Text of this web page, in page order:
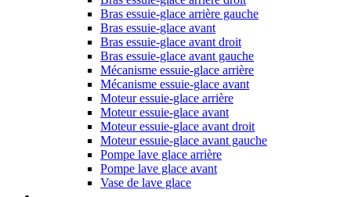
Bras essuie-glace arrière gauche
Bras essuie-glace avant
Bras essuie-glace avant droit
Bras essuie-glace avant gauche
Mécanisme essuie-glace arrière
Mécanisme essuie-glace avant
Moteur essuie-glace arrière
Moteur essuie-glace avant
Moteur essuie-glace avant droit
Moteur essuie-glace avant gauche
Pompe lave glace arrière
Pompe lave glace avant
Vase de lave glace